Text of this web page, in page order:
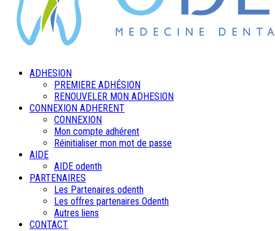
ADHESION
PREMIERE ADHÉSION
RENOUVELER MON ADHESION
CONNEXION ADHERENT
CONNEXION
Mon compte adhérent
Réinitialiser mon mot de passe
AIDE
AIDE odenth
PARTENAIRES
Les Partenaires odenth
Les offres partenaires Odenth
Autres liens
CONTACT